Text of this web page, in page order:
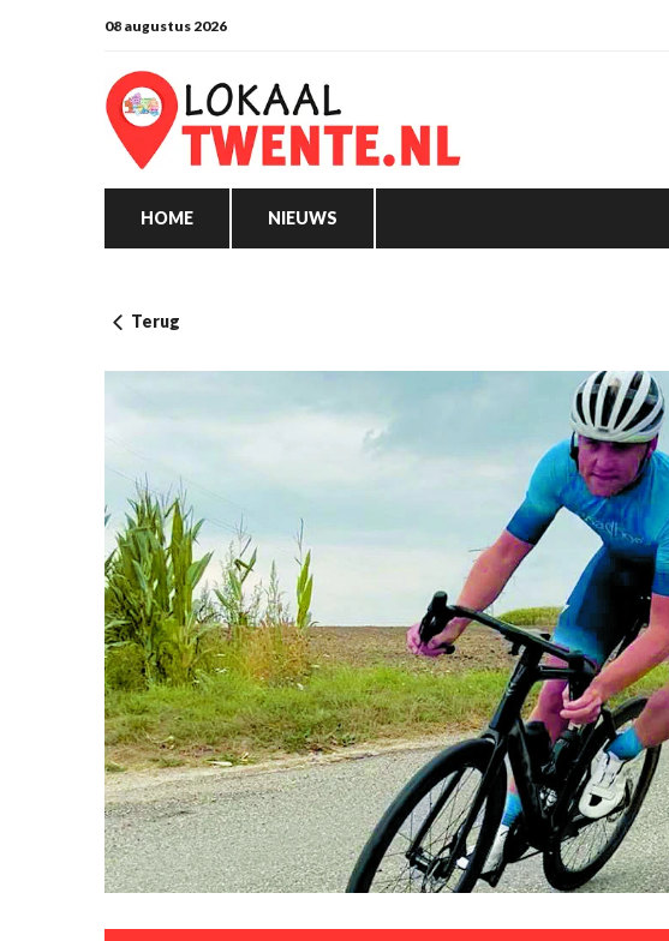
08 augustus 2026
HOME NIEUWS
Terug